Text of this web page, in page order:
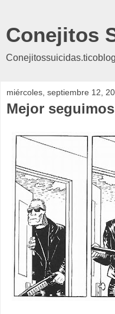
Conejitos
miércoles, septiembre 12,
Mejor